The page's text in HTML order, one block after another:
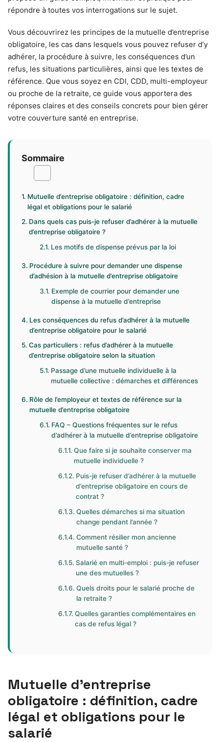
répondre à toutes vos interrogations sur le sujet.
Vous découvrirez les principes de la mutuelle d’entreprise
obligatoire, les cas dans lesquels vous pouvez refuser d’y
adhérer, la procédure à suivre, les conséquences d’un
refus, les situations particulières, ainsi que les textes de
référence. Que vous soyez en CDI, CDD, multi-employeur
ou proche de la retraite, ce guide vous apportera des
réponses claires et des conseils concrets pour bien gérer
votre couverture santé en entreprise.
Sommaire
Mutuelle d’entreprise obligatoire : définition, cadre
légal et obligations pour le salarié
Dans quels cas puis-je refuser d’adhérer à la mutuelle
d’entreprise obligatoire ?
Les motifs de dispense prévus par la loi
Procédure à suivre pour demander une dispense
d’adhésion à la mutuelle d’entreprise obligatoire
Exemple de courrier pour demander une
dispense à la mutuelle d’entreprise
Les conséquences du refus d’adhérer à la mutuelle
d’entreprise obligatoire pour le salarié
Cas particuliers : refus d’adhérer à la mutuelle
d’entreprise obligatoire selon la situation
Passage d’une mutuelle individuelle à la
mutuelle collective : démarches et différences
Rôle de l’employeur et textes de référence sur la
mutuelle d’entreprise obligatoire
FAQ – Questions fréquentes sur le refus
d’adhérer à la mutuelle d’entreprise obligatoire
Que faire si je souhaite conserver ma
mutuelle individuelle ?
Puis-je refuser d’adhérer à la mutuelle
d’entreprise obligatoire en cours de
contrat ?
Quelles démarches si ma situation
change pendant l’année ?
Comment résilier mon ancienne
mutuelle santé ?
Salarié en multi-emploi : puis-je refuser
une des mutuelles ?
Quels droits pour le salarié proche de
la retraite ?
Quelles garanties complémentaires en
cas de refus légal ?
Mutuelle d’entreprise
obligatoire : définition, cadre
légal et obligations pour le
salarié